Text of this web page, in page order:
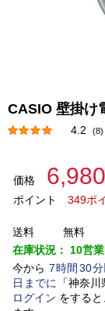
CASIO 壁掛け
4.2 (8)
価格
ポイント
349ポ
送料
無料
在庫状況： 10営業
今から 7時間 30
日 までに 「神奈川
ログイン をする